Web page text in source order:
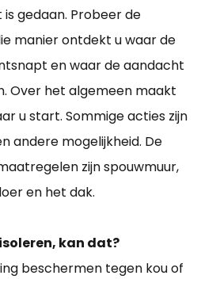
gedaan. Probeer de
manier ontdekt u waar de
en waar de aandacht
Over het algemeen maakt
u start. Sommige acties zijn
andere mogelijkheid. De
zijn spouwmuur,
en het dak.
kan dat?
beschermen tegen kou of